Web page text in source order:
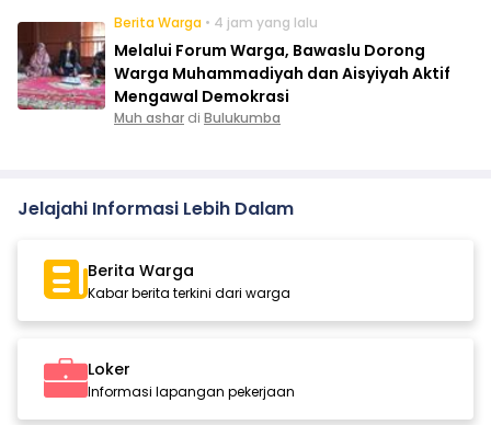
Berita Warga • 4 jam yang lalu
Melalui Forum Warga, Bawaslu Dorong
Warga Muhammadiyah dan Aisyiyah Aktif
Mengawal Demokrasi
Muh ashar di Bulukumba
Jelajahi Informasi Lebih Dalam
Berita Warga
Kabar berita terkini dari warga
Loker
Informasi lapangan pekerjaan